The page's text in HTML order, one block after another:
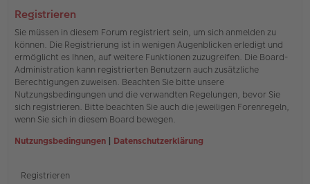
Registrieren
Sie müssen in diesem Forum registriert sein, um sich anmelden zu
können. Die Registrierung ist in wenigen Augenblicken erledigt und
ermöglicht es Ihnen, auf weitere Funktionen zuzugreifen. Die Board-
Administration kann registrierten Benutzern auch zusätzliche
Berechtigungen zuweisen. Beachten Sie bitte unsere
Nutzungsbedingungen und die verwandten Regelungen, bevor Sie
sich registrieren. Bitte beachten Sie auch die jeweiligen Forenregeln,
wenn Sie sich in diesem Board bewegen.
Nutzungsbedingungen | Datenschutzerklärung
Registrieren